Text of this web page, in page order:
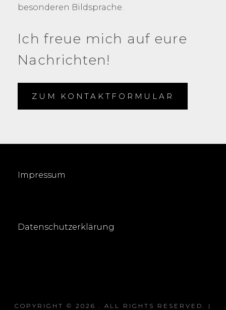
besonderen Bildsprache.
Ich freue mich auf eure
Nachrichten!
ZUM KONTAKTFORMULAR
Impressum
Datenschutzerklärung
COPYRIGHT © 2026 . ALL RIGHTS RESERVED. |